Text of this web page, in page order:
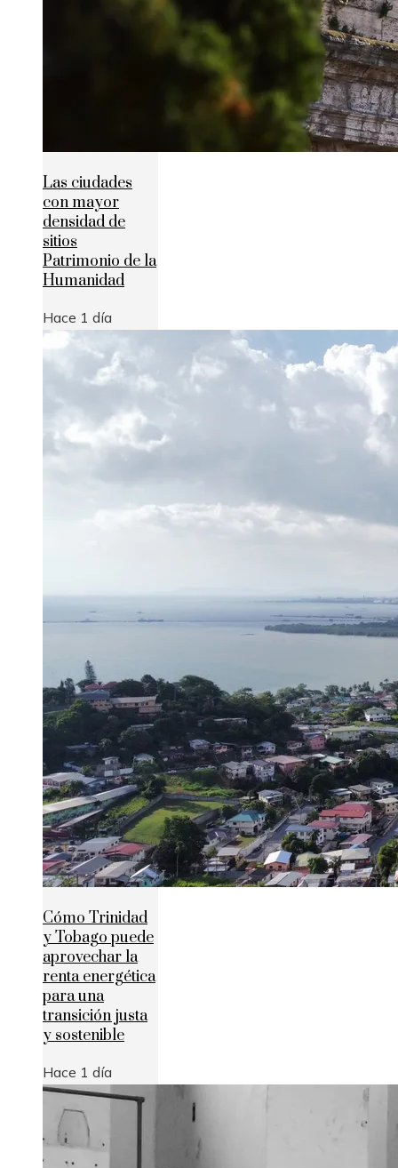
Las ciudades
con mayor
densidad de
sitios
Patrimonio de la
Humanidad
Hace 1 día
Cómo Trinidad
y Tobago puede
aprovechar la
renta energética
para una
transición justa
y sostenible
Hace 1 día